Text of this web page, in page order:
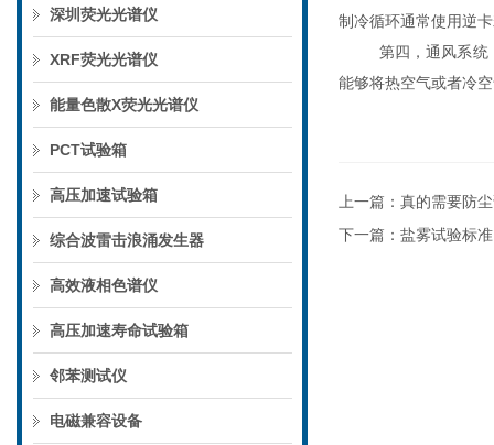
深圳荧光光谱仪
XRF荧光光谱仪
能量色散X荧光光谱仪
PCT试验箱
高压加速试验箱
综合波雷击浪涌发生器
高效液相色谱仪
高压加速寿命试验箱
邻苯测试仪
电磁兼容设备
制冷循环通常使用逆
第四，通风系统
能够将热空气或者冷
上一篇： 真的需要防
下一篇： 盐雾试验标准